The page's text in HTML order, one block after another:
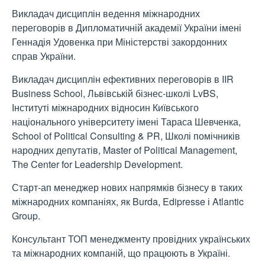
Викладач дисциплін ведення міжнародних
переговорів в Дипломатичній академії України імені
Геннадія Удовенка при Міністерстві закордонних
справ України.
Викладач дисциплін ефективних переговорів в IIR
Business School, Львівській бізнес-школі LvBS,
Інституті міжнародних відносин Київського
національного університету імені Тараса Шевченка,
School of Political Consulting & PR, Школі помічників
народних депутатів, Master of Political Management,
The Center for Leadership Development.
Старт-ап менеджер нових напрямків бізнесу в таких
міжнародних компаніях, як Burda, Edipresse і Atlantic
Group.
Консультант ТОП менеджменту провідних українських
та міжнародних компаній, що працюють в Україні.